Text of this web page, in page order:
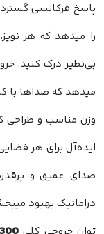
را میدهد که هر
میدهد که صداها با
وزن مناسب و طراحی
صدای عمیق و
دراماتیک بهبود